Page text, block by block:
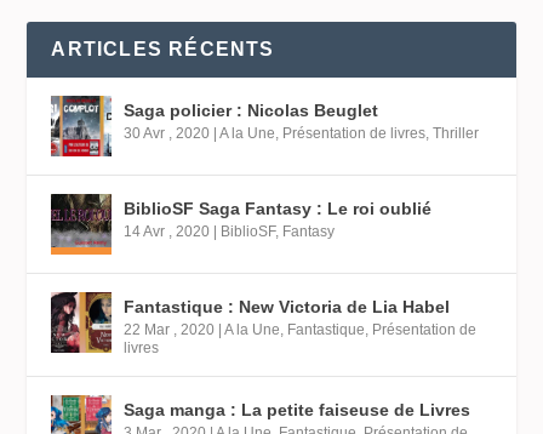
ARTICLES RÉCENTS
Saga policier : Nicolas Beuglet
30 Avr , 2020 |A la Une, Présentation de livres,Thriller
BiblioSF Saga Fantasy : Le roi oublié
14 Avr , 2020 BiblioSF, Fantasy
Fantastique : New Victoria de Lia Habel
22 Mar , 2020 |A la Une, Fantastique, Présentation de
livres
Saga manga : La petite faiseuse de Livres